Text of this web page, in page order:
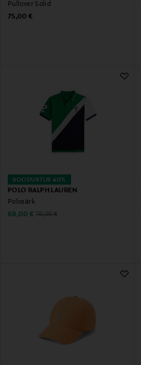
Pullover Solid
Original Price
75,00 €
SOODUSTUS 40%
POLO RALPH LAUREN
Polosärk
Discounted Price
69,00 € Original Price
115,00 €